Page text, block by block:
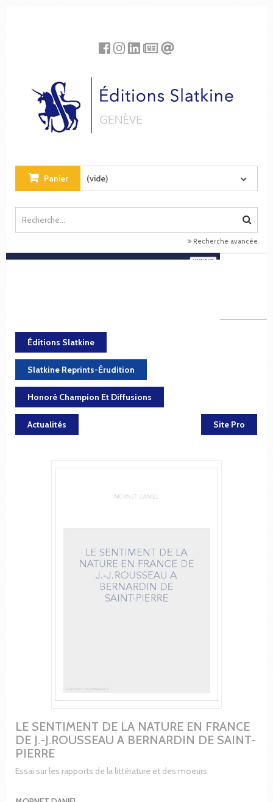
Panier (vide)
Recherche avancée
Éditions Slatkine
Slatkine Reprints-Érudition
Honoré Champion Et Diffusions
Actualités Site Pro
LE SENTIMENT DE LA NATURE EN FRANCE
DE J.-J.ROUSSEAU A BERNARDIN DE SAINT-
PIERRE
Essai sur les rapports de la littérature et des moeurs